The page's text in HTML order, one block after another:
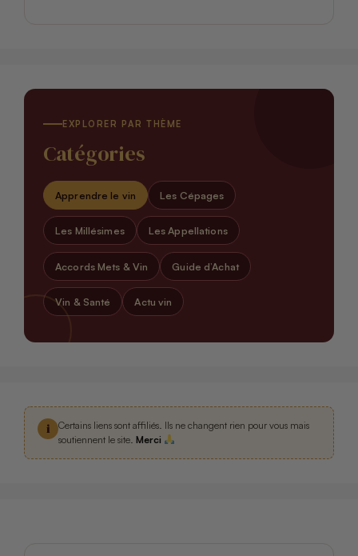
EXPLORER PAR THÈME
Catégories
Apprendre le vin Les Cépages
Les Millésimes Les Appellations
Accords Mets & Vin Guide d’Achat
Vin & Santé Actu vin
i
Certains liens sont affiliés. Ils ne changent rien pour vous mais
soutiennent le site. Merci